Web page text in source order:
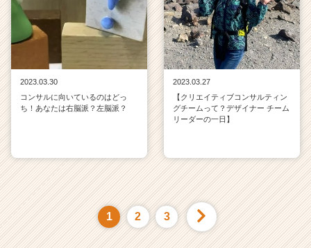
2023.03.30
コンサルに向いているのはどっ
ち！あなたは右脳派？左脳派？
2023.03.27
【クリエイティブコンサルティン
グチームって？デザイナー チーム
リーダーの一日】
1 2 3